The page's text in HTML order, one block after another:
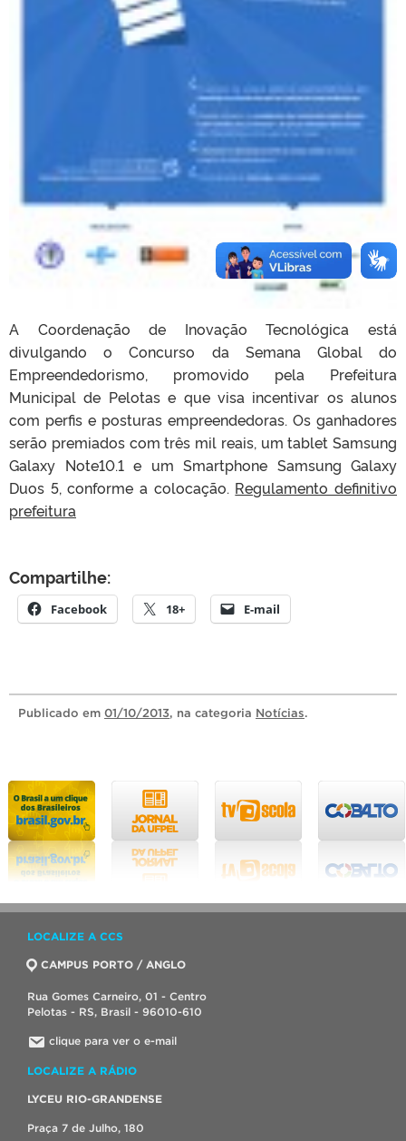
A Coordenação de Inovação Tecnológica está
divulgando o Concurso da Semana Global do
Empreendedorismo, promovido pela Prefeitura
Municipal de Pelotas e que visa incentivar os alunos
com perfis e posturas empreendedoras. Os ganhadores
serão premiados com três mil reais, um tablet Samsung
Galaxy Note10.1 e um Smartphone Samsung Galaxy
Duos 5, conforme a colocação. Regulamento definitivo
prefeitura
Compartilhe:
Facebook 18+ E-mail
Publicado em 01/10/2013, na categoria Notícias.
LOCALIZE A CCS
CAMPUS PORTO / ANGLO
Rua Gomes Carneiro, 01 - Centro
Pelotas - RS, Brasil - 96010-610
clique para ver o e-mail
LOCALIZE A RÁDIO
LYCEU RIO-GRANDENSE
Praça 7 de Julho, 180